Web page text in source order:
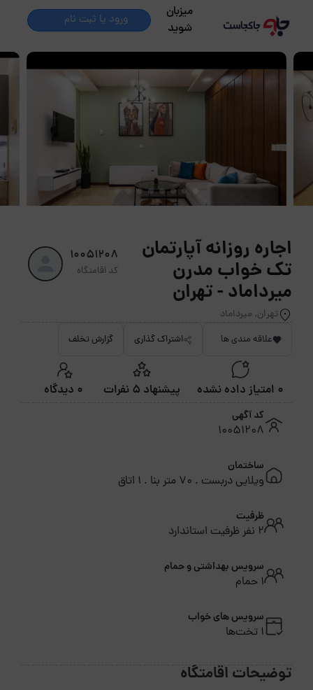
میزبان
شوید
ورود یا ثبت نام
اجاره روزانه آپارتمان
تک خواب مدرن
میرداماد - تهران
تهران, میرداماد
10051208
کد اقامتگاه
علاقه مندی ها اشتراک گذاری گزارش تخلف
0 امتیاز داده نشده پیشنهاد 5 نفرات 0 دیدگاه
کد آگهی
10051208
ساختمان
ویلایی دربست . 70 متر بنا . 1 اتاق
ظرفیت
2 نفر ظرفیت استاندارد
سرویس بهداشتی و حمام
1 حمام
سرویس های خواب
1 تخت‌ها
توضیحات اقامتگاه